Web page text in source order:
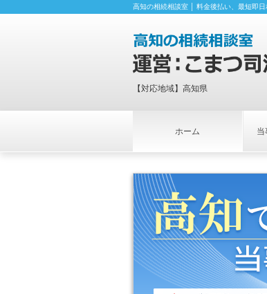
高知の相続相談室 │ 料金後払い、最短即
【対応地域】高知県
ホーム 当